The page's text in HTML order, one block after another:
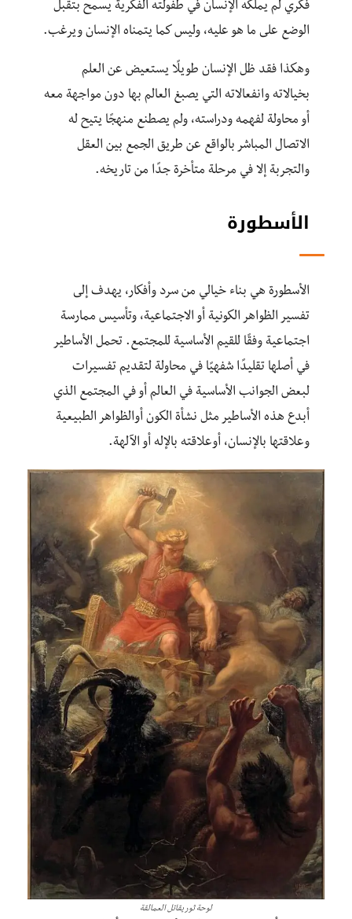
فكري لم يملكه الإنسان في طفولته الفكرية يسمح بتقبل
الوضع على ما هو عليه، وليس كما يتمناه الإنسان ويرغب.
وهكذا فقد ظل الإنسان طويلًا يستعيض عن العلم
بخيالاته وانفعالاته التي يصبغ العالم بها دون مواجهة معه
أو محاولة لفهمه ودراسته، ولم يصطنع منهجًا يتيح له
الاتصال المباشر بالواقع عن طريق الجمع بين العقل
والتجربة إلا في مرحلة متأخرة جدًا من تاريخه.
الأسطورة
الأسطورة هي بناء خيالي من سرد وأفكار، يهدف إلى
تفسير الظواهر الكونية أو الاجتماعية، وتأسيس ممارسة
اجتماعية وفقًا للقيم الأساسية للمجتمع. تحمل الأساطير
في أصلها تقليدًا شفهيًا في محاولة لتقديم تفسيرات
لبعض الجوانب الأساسية في العالم أو في المجتمع الذي
أبدع هذه الأساطير مثل نشأة الكون أوالظواهر الطبيعية
وعلاقتها بالإنسان، أوعلاقته بالإله أو الآلهة.
لوحة ثور يقاتل العمالقة